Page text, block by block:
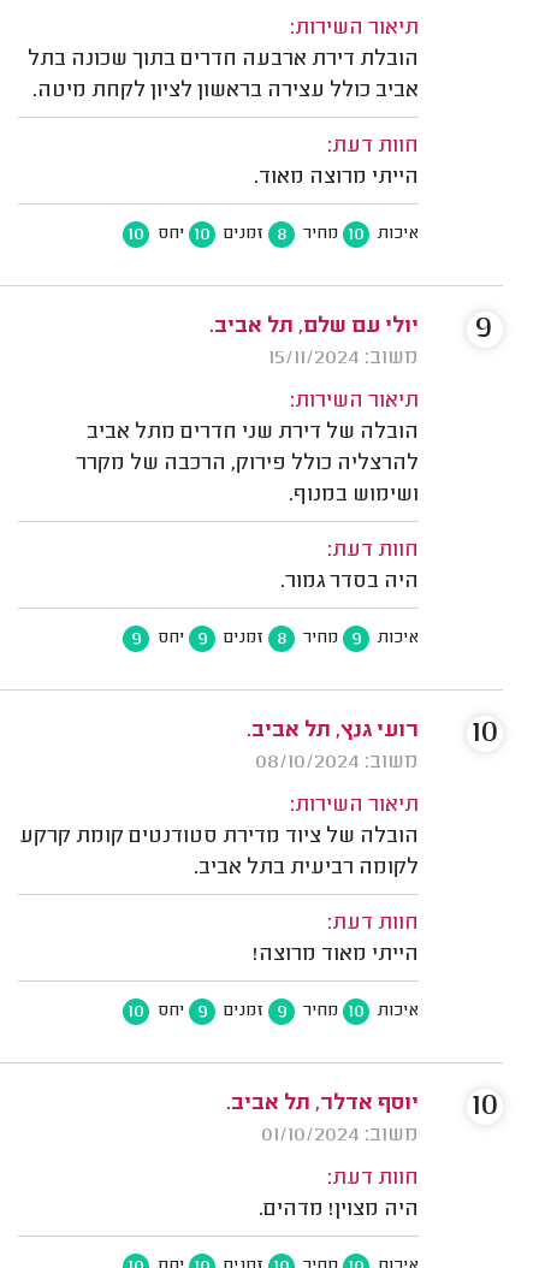
תיאור השירות:
הובלת דירת ארבעה חדרים בתוך שכונה בתל
אביב כולל עצירה בראשון לציון לקחת מיטה.
חוות דעת:
הייתי מרוצה מאוד.
איכות 10 מחיר 8 זמנים 10 יחס 10
יולי עם שלם, תל אביב.
משוב: 15/11/2024
תיאור השירות:
הובלה של דירת שני חדרים מתל אביב
להרצליה כולל פירוק, הרכבה של מקרר
ושימוש במנוף.
חוות דעת:
היה בסדר גמור.
איכות 9 מחיר 8 זמנים 9 יחס 9
9
רועי גנץ, תל אביב.
משוב: 08/10/2024
תיאור השירות:
הובלה של ציוד מדירת סטודנטים קומת קרקע
לקומה רביעית בתל אביב.
חוות דעת:
הייתי מאוד מרוצה!
איכות 10 מחיר 9 זמנים 9 יחס 10
10
יוסף אדלר, תל אביב.
משוב: 01/10/2024
חוות דעת:
היה מצוין! מדהים.
10